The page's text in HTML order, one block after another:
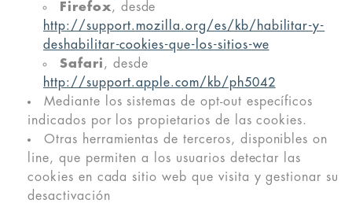
Firefox, desde
http://support.mozilla.org/es/kb/habilitar-y-
deshabilitar-cookies-que-los-sitios-we
Safari , desde
http://support.apple.com/kb/ph5042
Mediante los sistemas de opt-out específicos
indicados por los propietarios de las cookies.
Otras herramientas de terceros, disponibles on
line, que permiten a los usuarios detectar las
cookies en cada sitio web que visita y gestionar su
desactivación